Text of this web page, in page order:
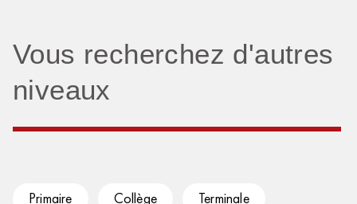
Vous recherchez d'autres
niveaux
Primaire Collège Terminale